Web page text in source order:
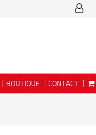
BOUTIQUE CONTACT